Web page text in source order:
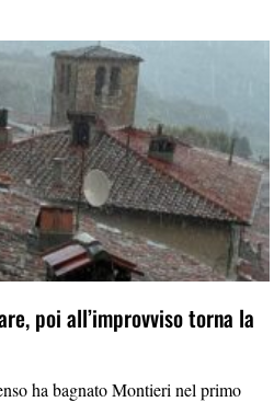
poi all’improvviso torna la
ha bagnato Montieri nel primo